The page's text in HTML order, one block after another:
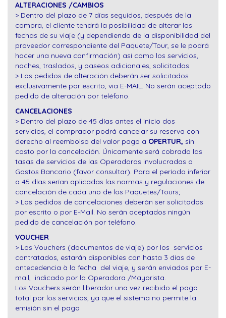
ALTERACIONES /CAMBIOS
> Dentro del plazo de 7 días seguidos, después de la
compra, el cliente tendrá la posibilidad de alterar las
fechas de su viaje (y dependiendo de la disponibilidad del
proveedor correspondiente del Paquete/Tour, se le podrá
hacer una nueva confirmación) así como los servicios,
noches, traslados, y paseos adicionales, solicitados
> Los pedidos de alteración deberán ser solicitados
exclusivamente por escrito, via E-MAIL. No serán aceptado
pedido de alteración por teléfono.
CANCELACIONES
> Dentro del plazo de 45 días antes el inicio dos
servicios, el comprador podrá cancelar su reserva con
derecho al reembolso del valor pago a OPERTUR, sin
costo por la cancelación. Únicamente será cobrado las
tasas de servicios de las Operadoras involucradas o
Gastos Bancario (favor consultar). Para el período inferior
a 45 días serían aplicadas las normas y regulaciones de
cancelación de cada uno de los Paquetes/Tours;
> Los pedidos de cancelaciones deberán ser solicitados
por escrito o por E-Mail. No serán aceptados ningún
pedido de cancelación por teléfono.
VOUCHER
> Los Vouchers (documentos de viaje) por los servicios
contratados, estarán disponibles con hasta 3 días de
antecedencia à la fecha del viaje, y serán enviados por E-
mail, indicado por la Operadora /Mayorista.
Los Vouchers serán liberador una vez recibido el pago
total por los servicios, ya que el sistema no permite la
emisión sin el pago